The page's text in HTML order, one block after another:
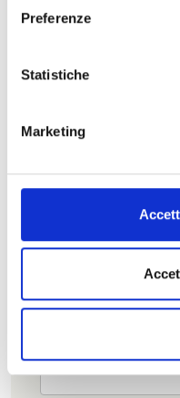
Preferenze
Statistiche
Marketing
Contenente
la frase
Periodo